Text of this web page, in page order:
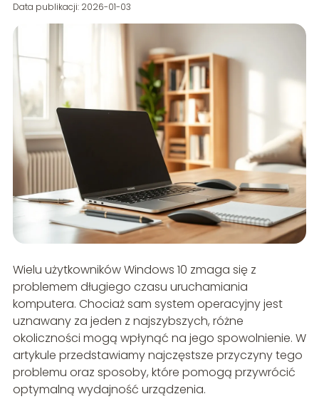
Data publikacji: 2026-01-03
Wielu użytkowników Windows 10 zmaga się z
problemem długiego czasu uruchamiania
komputera. Chociaż sam system operacyjny jest
uznawany za jeden z najszybszych, różne
okoliczności mogą wpłynąć na jego spowolnienie. W
artykule przedstawiamy najczęstsze przyczyny tego
problemu oraz sposoby, które pomogą przywrócić
optymalną wydajność urządzenia.